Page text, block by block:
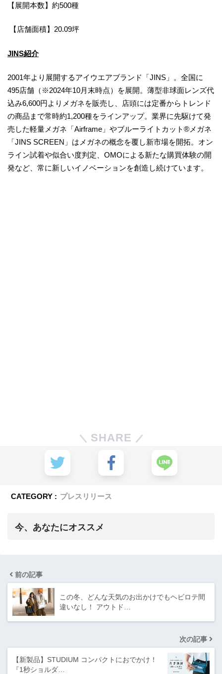
【展開本数】約500種
【店舗面積】20.09坪
JINS紹介
2001年より展開するアイウエアブランド「JINS」。全国に
495店舗（※2024年10月末時点）を展開。薄型非球面レンズ代
込み6,600円よりメガネを販売し、店頭には定番からトレンド
の商品まで常時約1,200種をラインアップ。業界に先駆けて発
売した軽量メガネ「Airframe」やブルーライトカット®メガネ
「JINS SCREEN」はメガネの概念を覆し新市場を開拓。オン
ライン試着や似合い度判定、OMOによる新たな購買体験の開
発など、常に新しいイノベーションを創造し続けています。
SHARE
CATEGORY : プレスリリース
今、あなたにオススメ
前の記事
この冬、どんな天気のお出かけでもヘビロテ間
違いなし！ アウトド…
次の記事
【新製品】STUDIUM コンパクトにおでかけ！
『1秒ショルダ…